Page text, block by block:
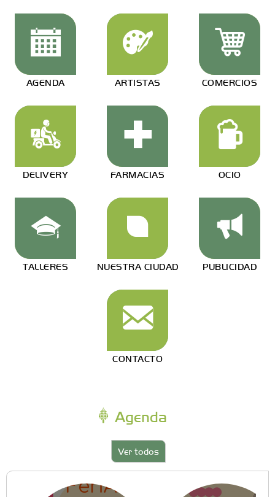
AGENDA ARTISTAS COMERCIOS
DELIVERY FARMACIAS OCIO
TALLERES NUESTRA CIUDAD PUBLICIDAD
CONTACTO
Agenda
Ver todos